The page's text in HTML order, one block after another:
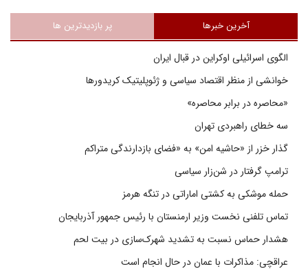
آخرین خبرها پر بازدیدترین ها
الگوی اسرائیلی اوکراین در قبال ایران
خوانشی از منظر اقتصاد سیاسی و ژئوپلیتیک کریدورها
«محاصره در برابر محاصره»
سه خطای راهبردی تهران
گذار خزر از «حاشیه امن» به «فضای بازدارندگی متراکم
ترامپ گرفتار در شن‌زار سیاسی
حمله موشکی به کشتی اماراتی در تنگه هرمز
تماس تلفنی نخست وزیر ارمنستان با رئیس جمهور آذربایجان
هشدار حماس نسبت به تشدید شهرک‌سازی در بیت‌ لحم
عراقچی: مذاکرات با عمان در حال انجام است